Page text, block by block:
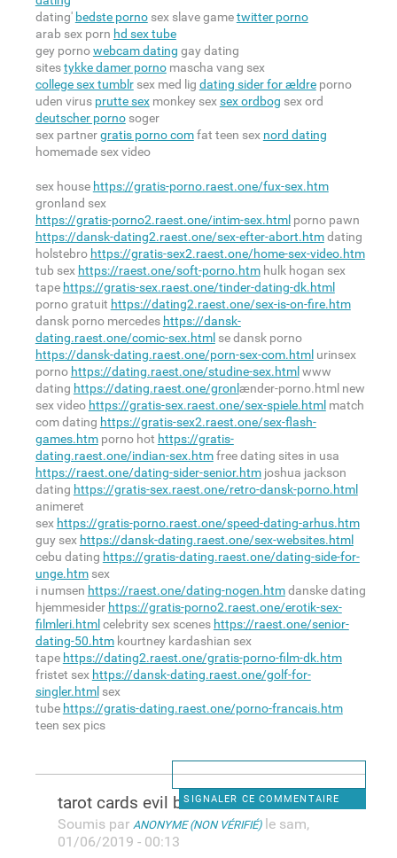
dating' bedste pornosex slave gametwitter porno
arab sex porn hd sex tube
gey pornowebcam dating gay dating
sitestykke damer pornomascha vang sex
college sex tumblrsex med lig dating sider for ældreporno
uden virus prutte sexmonkey sexsex ordbog sex ord
deutscher pornosoger
sex partnergratis porno comfat teen sex nord dating
homemade sex video
sex house https://gratis-porno.raest.one/fux-sex.htm
gronland sex
https://gratis-porno2.raest.one/intim-sex.html porno pawn
https://dansk-dating2.raest.one/sex-efter-abort.htmdating
holstebro https://gratis-sex2.raest.one/home-sex-video.htm
tub sex https://raest.one/soft-porno.htmhulk hogan sex
tape https://gratis-sex.raest.one/tinder-dating-dk.html
porno gratuit https://dating2.raest.one/sex-is-on-fire.htm
dansk porno mercedes https://dansk-
dating.raest.one/comic-sex.html se dansk porno
https://dansk-dating.raest.one/porn-sex-com.html urinsex
porno https://dating.raest.one/studine-sex.html www
dating https://dating.raest.one/gronl ænder-porno.html new
sex video https://gratis-sex.raest.one/sex-spiele.html match
com dating https://gratis-sex2.raest.one/sex-flash-
games.htmporno hot https://gratis-
dating.raest.one/indian-sex.htmfree dating sites in usa
https://raest.one/dating-sider-senior.htmjoshua jackson
dating https://gratis-sex.raest.one/retro-dansk-porno.html
animeret
sex https://gratis-porno.raest.one/speed-dating-arhus.htm
guy sex https://dansk-dating.raest.one/sex-websites.html
cebu dating https://gratis-dating.raest.one/dating-side-for-
unge.htmsex
i numsen https://raest.one/dating-nogen.htmdanske dating
hjemmesider https://gratis-porno2.raest.one/erotik-sex-
filmleri.html celebrity sex scenes https://raest.one/senior-
dating-50.htmkourtney kardashian sex
tape https://dating2.raest.one/gratis-porno-film-dk.htm
fristet sex https://dansk-dating.raest.one/golf-for-
singler.html sex
tube https://gratis-dating.raest.one/porno-francais.htm
teen sex pics
SIGNALER CE COMMENTAIRE
tarot cards evil bible
Soumis par ANONYME (NON VÉRIFIÉ)le sam,
01/06/2019 - 00:13